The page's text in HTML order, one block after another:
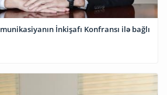
İnkişafı Konfransı ilə bağlı